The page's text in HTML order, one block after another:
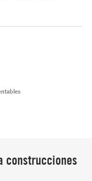
construcciones